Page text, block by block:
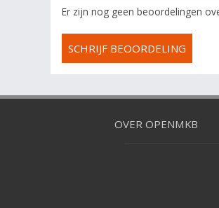
Er zijn nog geen beoordelingen
SCHRIJF BEOORDELING
OVER OPENMKB